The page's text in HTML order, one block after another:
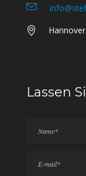
Lassen